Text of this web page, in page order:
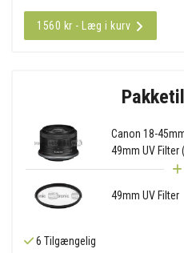
1560 kr - Læg i kurv
Canon 18-
49mm UV Filter
49mm UV Filter
6 Tilgængelig